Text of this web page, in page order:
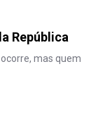
República
mas quem